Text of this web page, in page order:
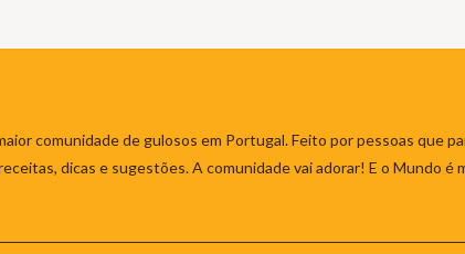
comunidade de gulosos em Portugal. Feito por pessoas que
dicas e sugestões. A comunidade vai adorar! E o Mundo é